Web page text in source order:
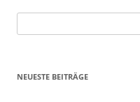
nach:
NEUESTE BEITRÄGE